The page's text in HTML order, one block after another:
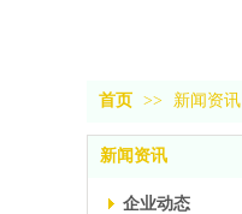
首页 >> 新闻资讯
新闻资讯
企业动态